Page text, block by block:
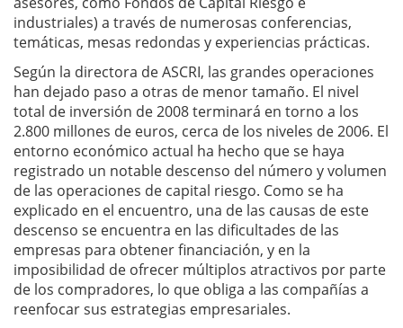
industriales) a través de numerosas conferencias,
temáticas, mesas redondas y experiencias prácticas.
Según la directora de ASCRI, las grandes operaciones
han dejado paso a otras de menor tamaño. El nivel
total de inversión de 2008 terminará en torno a los
2.800 millones de euros, cerca de los niveles de 2006. El
entorno económico actual ha hecho que se haya
registrado un notable descenso del número y volumen
de las operaciones de capital riesgo. Como se ha
explicado en el encuentro, una de las causas de este
descenso se encuentra en las dificultades de las
empresas para obtener financiación, y en la
imposibilidad de ofrecer múltiplos atractivos por parte
de los compradores, lo que obliga a las compañías a
reenfocar sus estrategias empresariales.